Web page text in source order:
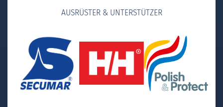
AUSRÜSTER & UNTERSTÜTZER